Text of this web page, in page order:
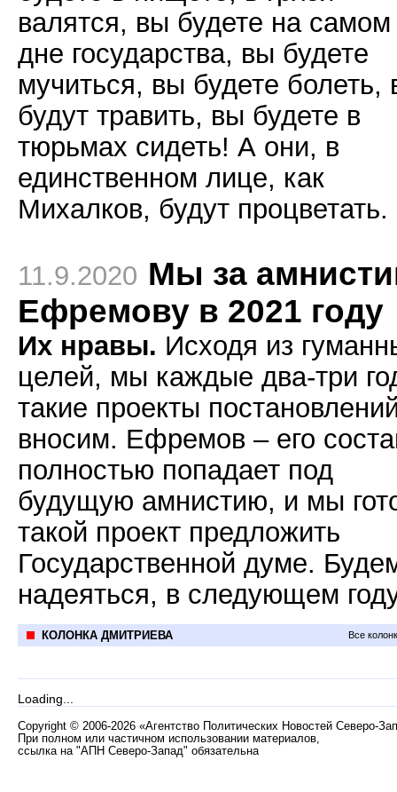
валятся, вы будете на самом
дне государства, вы будете
мучиться, вы будете болеть,
будут травить, вы будете в
тюрьмах сидеть! А они, в
единственном лице, как
Михалков, будут процветать.
11.9.2020 Мы за
Ефремову в 2021 году
Их нравы. Исходя из
целей, мы каждые два-три
такие проекты
вносим. Ефремов – его
полностью попадает под
будущую амнистию, и мы
такой проект предложить
Государственной думе.
надеяться, в следующем
КОЛОНКА ДМИТРИЕВА Все
Loading...
Copyright © 2006-2026 «Агентство Политических Новостей Северо-
При полном или частичном использовании материалов,
ссылка на "АПН Северо-Запад" обязательна